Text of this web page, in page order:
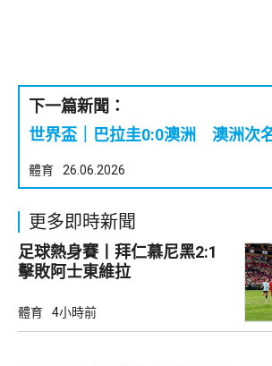
下一篇新聞：
世界盃｜巴拉圭0:0澳洲 澳洲次
體育 26.06.2026
更多即時新聞
足球熱身賽丨拜仁慕尼黑2:1
擊敗阿士東維拉
體育 4小時前